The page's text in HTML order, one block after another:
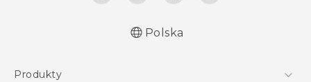
Polska
Produkty